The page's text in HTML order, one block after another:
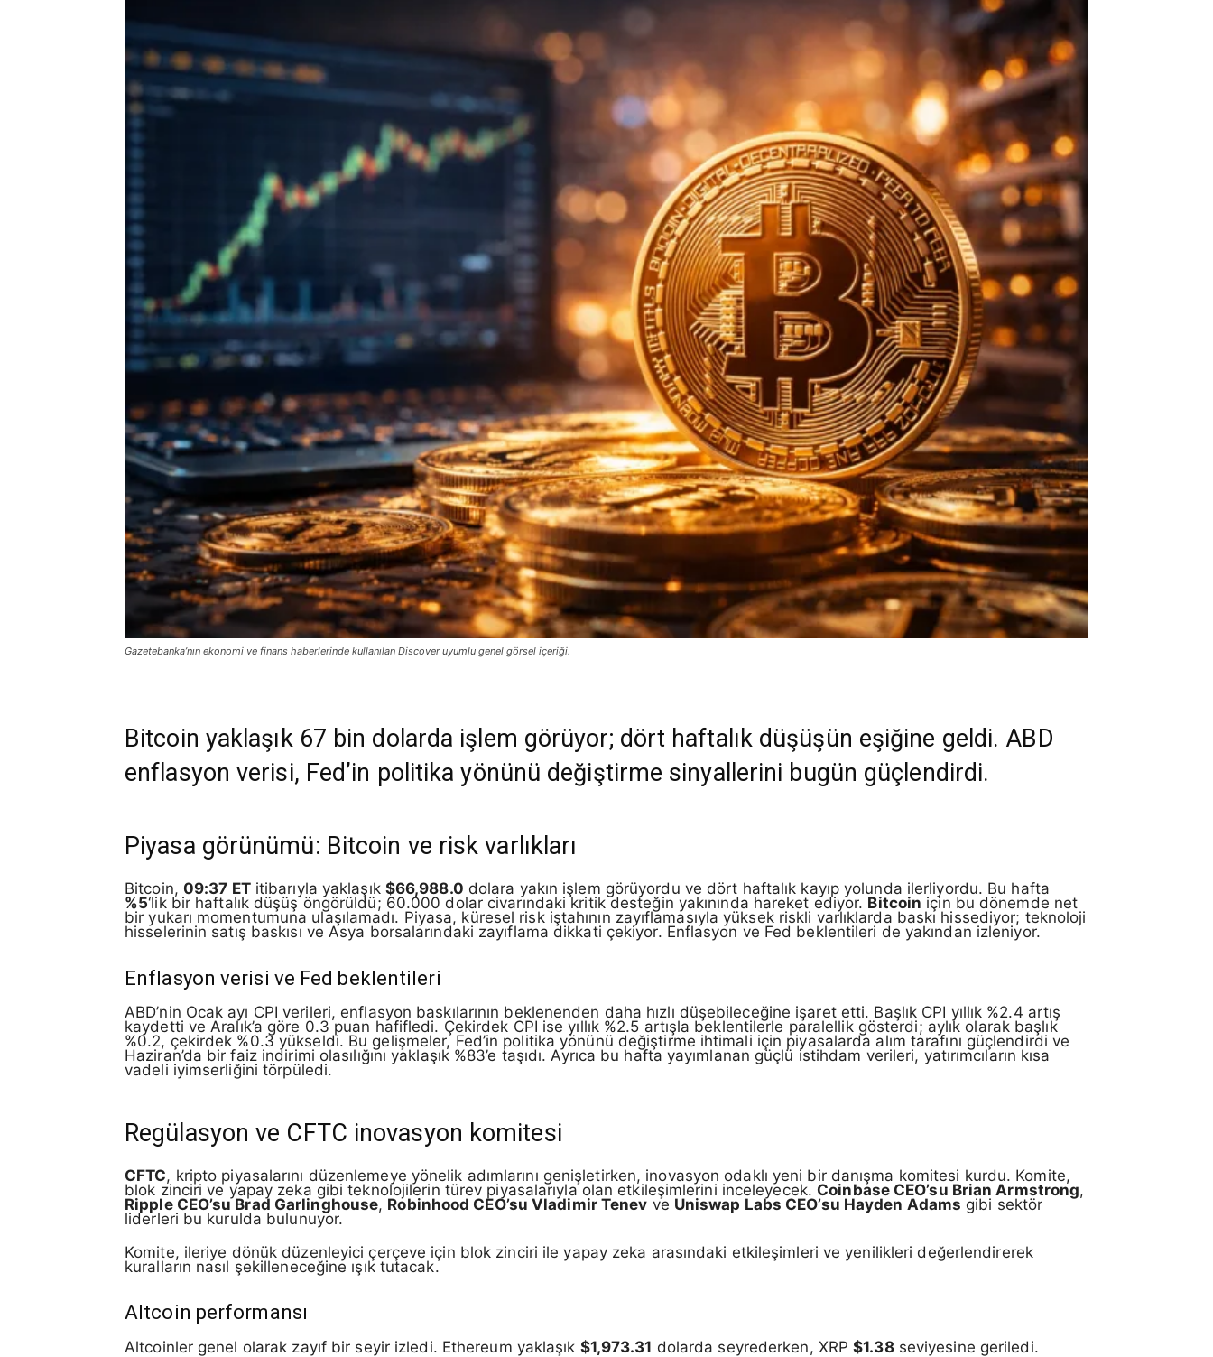
Gazetebanka’nın ekonomi ve finans haberlerinde kullanılan Discover uyumlu genel görsel içeriği.
Bitcoin yaklaşık 67 bin dolarda işlem görüyor; dört haftalık düşüşün eşiğine geldi. ABD
enflasyon verisi, Fed’in politika yönünü değiştirme sinyallerini bugün güçlendirdi.
Piyasa görünümü: Bitcoin ve risk varlıkları
Bitcoin, 09:37 ETitibarıyla yaklaşık $66,988.0 dolara yakın işlem görüyordu ve dört haftalık kayıp yolunda ilerliyordu. Bu hafta
%5‘lik bir haftalık düşüş öngörüldü; 60.000 dolar civarındaki kritik desteğin yakınında hareket ediyor. Bitcoin için bu dönemde net
bir yukarı momentumuna ulaşılamadı. Piyasa, küresel risk iştahının zayıflamasıyla yüksek riskli varlıklarda baskı hissediyor; teknoloji
hisselerinin satış baskısı ve Asya borsalarındaki zayıflama dikkati çekiyor. Enflasyon ve Fed beklentileri de yakından izleniyor.
Enflasyon verisi ve Fed beklentileri
ABD’nin Ocak ayı CPI verileri, enflasyon baskılarının beklenenden daha hızlı düşebileceğine işaret etti. Başlık CPI yıllık %2.4 artış
kaydetti ve Aralık’a göre 0.3 puan hafifledi. Çekirdek CPI ise yıllık %2.5 artışla beklentilerle paralellik gösterdi; aylık olarak başlık
%0.2, çekirdek %0.3 yükseldi. Bu gelişmeler, Fed’in politika yönünü değiştirme ihtimali için piyasalarda alım tarafını güçlendirdi ve
Haziran’da bir faiz indirimi olasılığını yaklaşık %83’e taşıdı. Ayrıca bu hafta yayımlanan güçlü istihdam verileri, yatırımcıların kısa
vadeli iyimserliğini törpüledi.
Regülasyon ve CFTC inovasyon komitesi
CFTC, kripto piyasalarını düzenlemeye yönelik adımlarını genişletirken, inovasyon odaklı yeni bir danışma komitesi kurdu. Komite,
blok zinciri ve yapay zeka gibi teknolojilerin türev piyasalarıyla olan etkileşimlerini inceleyecek. Coinbase CEO’su Brian Armstrong,
Ripple CEO’su Brad Garlinghouse, Robinhood CEO’su Vladimir Tenev ve Uniswap Labs CEO’su Hayden Adams gibi sektör
liderleri bu kurulda bulunuyor.
Komite, ileriye dönük düzenleyici çerçeve için blok zinciri ile yapay zeka arasındaki etkileşimleri ve yenilikleri değerlendirerek
kuralların nasıl şekilleneceğine ışık tutacak.
Altcoin performansı
Altcoinler genel olarak zayıf bir seyir izledi. Ethereum yaklaşık $1,973.31 dolarda seyrederken, XRP$1.38seviyesine geriledi.